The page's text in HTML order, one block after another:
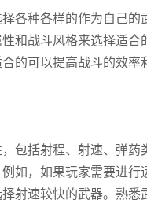
各种各样的作为自己
和战斗风格来选择适
的可以提高战斗的效率
包括射程、射速、弹药
如，如果玩家需要进
射速较快的武器。熟